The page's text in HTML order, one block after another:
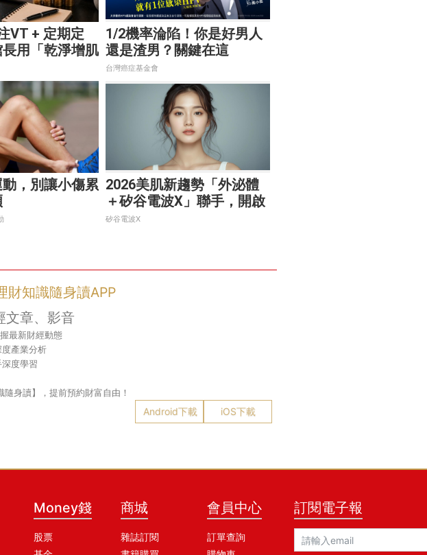
VT + 定期定
用「乾淨增肌
1/2機率淪陷！你是好男人
還是渣男？關鍵在這
台灣癌症基金會
，別讓小傷累 2026美肌新趨勢「外泌體
＋矽谷電波X」聯手，開啟
高階養膚新世代
矽谷電波X
知識隨身讀APP
文章、影音
最新財經動態
產業分析
度學習
身讀】，提前預約財富自由！
Android下載 iOS下載
Money錢
股票
商城
雜誌訂閱
會員中心
訂單查詢
訂閱電子報